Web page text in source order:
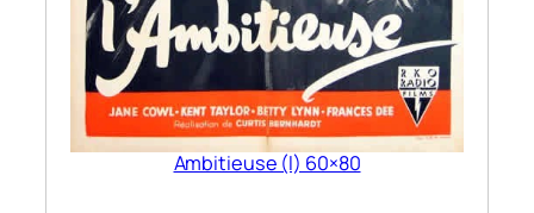
Ambitieuse (l) 60×80